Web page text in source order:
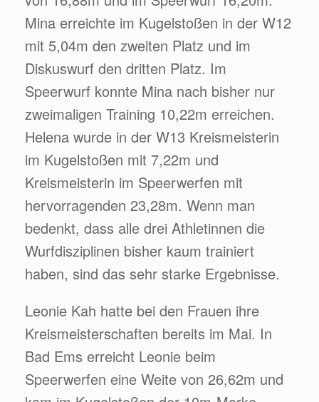
Mina erreichte im Kugelstoßen in der W12
mit 5,04m den zweiten Platz und im
Diskuswurf den dritten Platz. Im
Speerwurf konnte Mina nach bisher nur
zweimaligen Training 10,22m erreichen.
Helena wurde in der W13 Kreismeisterin
im Kugelstoßen mit 7,22m und
Kreismeisterin im Speerwerfen mit
hervorragenden 23,28m. Wenn man
bedenkt, dass alle drei Athletinnen die
Wurfdisziplinen bisher kaum trainiert
haben, sind das sehr starke Ergebnisse.
Leonie Kah hatte bei den Frauen ihre
Kreismeisterschaften bereits im Mai. In
Bad Ems erreicht Leonie beim
Speerwerfen eine Weite von 26,62m und